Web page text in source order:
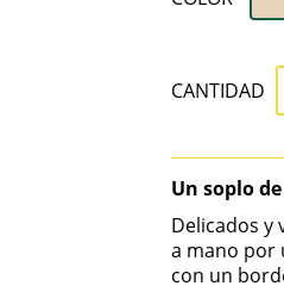
CANTIDAD
Un soplo
Delicados y
a mano por
con un